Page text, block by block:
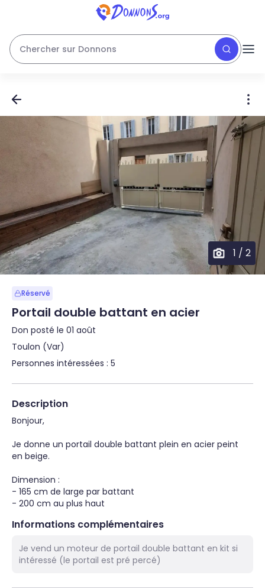
Chercher sur Donnons
1 / 2
Réservé
Portail double battant en acier
Don posté le 01 août
Toulon (Var)
Personnes intéressées : 5
Description
Bonjour,
Je donne un portail double battant plein en acier peint
en beige.
Dimension :
- 165 cm de large par battant
- 200 cm au plus haut
Informations complémentaires
Je vend un moteur de portail double battant en kit si
intéressé (le portail est pré percé)